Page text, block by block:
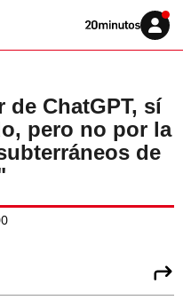
Volver
Iniciar
sesión
de ChatGPT, sí
pero no por la
de